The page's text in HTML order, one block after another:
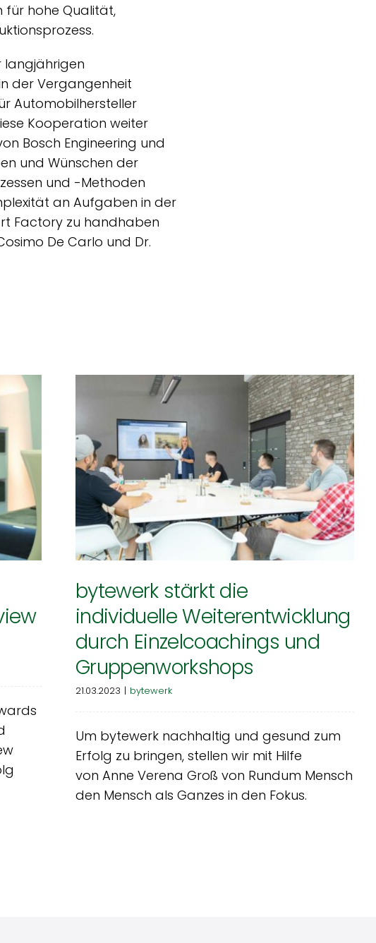
hohe Qualität,
langjährigen
der Vergangenheit
Automobilhersteller
Kooperation weiter
Bosch Engineering und
und Wünschen der
und -Methoden
an Aufgaben in der
Factory zu handhaben
De Carlo und Dr.
bytewerk stärkt die
individuelle Weiterentwicklung
durch Einzelcoachings und
Gruppenworkshops
21.03.2023 | bytewerk
Um bytewerk nachhaltig und gesund zum
Erfolg zu bringen, stellen wir mit Hilfe
von Anne Verena Groß von Rundum Mensch
den Mensch als Ganzes in den Fokus.